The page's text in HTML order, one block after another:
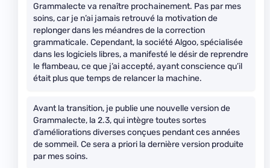
Grammalecte va renaître prochainement. Pas par mes
soins, car je n’ai jamais retrouvé la motivation de
replonger dans les méandres de la correction
grammaticale. Cependant, la société Algoo, spécialisée
dans les logiciels libres, a manifesté le désir de reprendre
le flambeau, ce que j’ai accepté, ayant conscience qu’il
était plus que temps de relancer la machine.
Avant la transition, je publie une nouvelle version de
Grammalecte, la 2.3, qui intègre toutes sortes
d’améliorations diverses conçues pendant ces années
de sommeil. Ce sera a priori la dernière version produite
par mes soins.